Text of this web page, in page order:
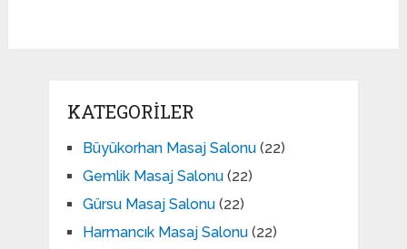
KATEGORILER
Büyükorhan Masaj Salonu(22)
Gemlik Masaj Salonu(22)
Gürsu Masaj Salonu(22)
Harmancık Masaj Salonu(22)